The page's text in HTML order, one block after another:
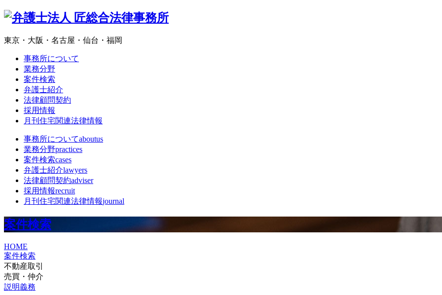
東京・大阪・名古屋・仙台・福岡
事務所について
業務分野
案件検索
弁護士紹介
法律顧問契約
採用情報
月刊住宅関連法律情報
事務所についてaboutus
業務分野practices
案件検索cases
弁護士紹介lawyers
法律顧問契約adviser
採用情報recruit
月刊住宅関連法律情報journal
案件検索
HOME
案件検索
不動産取引
売買・仲介
説明義務